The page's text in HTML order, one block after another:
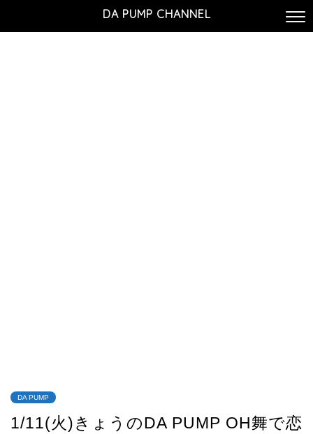
DA PUMP CHANNEL
DA PUMP
1/11(火)きょうのDA PUMP OH舞で恋